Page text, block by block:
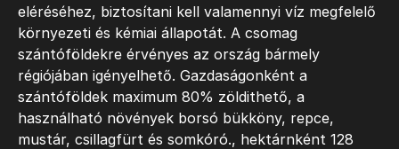
eléréséhez, biztosítani kell valamennyi víz megfelelő
környezeti és kémiai állapotát. A csomag
szántóföldekre érvényes az ország bármely
régiójában igényelhető. Gazdaságonként a
szántóföldek maximum 80% zöldithető, a
használható növények borsó bükköny, repce,
mustár, csillagfürt és somkóró., hektárnként 128